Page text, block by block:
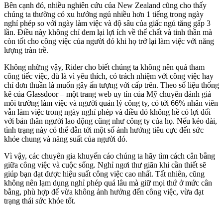
Bên cạnh đó, nhiều nghiên cứu của New Zealand cũng cho thấy
chúng ta thường có xu hướng ngủ nhiều hơn 1 tiếng trong ngày
nghỉ phép so với ngày làm việc và độ sâu của giấc ngủ tăng gấp 3
lần. Điều này không chỉ đem lại lợi ích về thể chất và tinh thần mà
còn tốt cho công việc của người đó khi họ trở lại làm việc với năng
lượng tràn trề.
Không những vậy, Rider cho biết chúng ta không nên quá tham
công tiếc việc, dù là vì yêu thích, có trách nhiệm với công việc hay
chỉ đơn thuần là muốn gây ấn tượng với cấp trên. Theo số liệu thống
kê của Glassdoor – một trang web uy tín của Mỹ chuyên đánh giá
môi trường làm việc và người quản lý công ty, có tới 66% nhân viên
vẫn làm việc trong ngày nghỉ phép và điều đó không hề có lợi đối
với bản thân người lao động cũng như công ty của họ. Nếu kéo dài,
tình trạng này có thể dẫn tới một số ảnh hưởng tiêu cực đến sức
khỏe chung và năng suất của người đó.
Vì vậy, các chuyên gia khuyến cáo chúng ta hãy tìm cách cân bằng
giữa công việc và cuộc sống. Nghỉ ngơi thư giãn khi cần thiết sẽ
giúp bạn đạt được hiệu suất công việc cao nhất. Tất nhiên, cũng
không nên lạm dụng nghỉ phép quá lâu mà giữ mọi thứ ở mức cân
bằng, phù hợp để vừa không ảnh hưởng đến công việc, vừa đạt
trạng thái sức khỏe tốt.